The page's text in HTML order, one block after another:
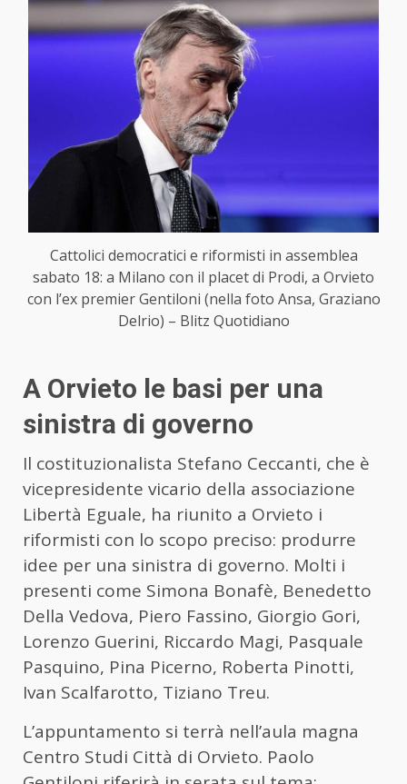
Cattolici democratici e riformisti in assemblea
sabato 18: a Milano con il placet di Prodi, a Orvieto
con l’ex premier Gentiloni (nella foto Ansa, Graziano
Delrio) – Blitz Quotidiano
A Orvieto le basi per una
sinistra di governo
Il costituzionalista Stefano Ceccanti, che è
vicepresidente vicario della associazione
Libertà Eguale, ha riunito a Orvieto i
riformisti con lo scopo preciso: produrre
idee per una sinistra di governo. Molti i
presenti come Simona Bonafè, Benedetto
Della Vedova, Piero Fassino, Giorgio Gori,
Lorenzo Guerini, Riccardo Magi, Pasquale
Pasquino, Pina Picerno, Roberta Pinotti,
Ivan Scalfarotto, Tiziano Treu.
L’appuntamento si terrà nell’aula magna
Centro Studi Città di Orvieto. Paolo